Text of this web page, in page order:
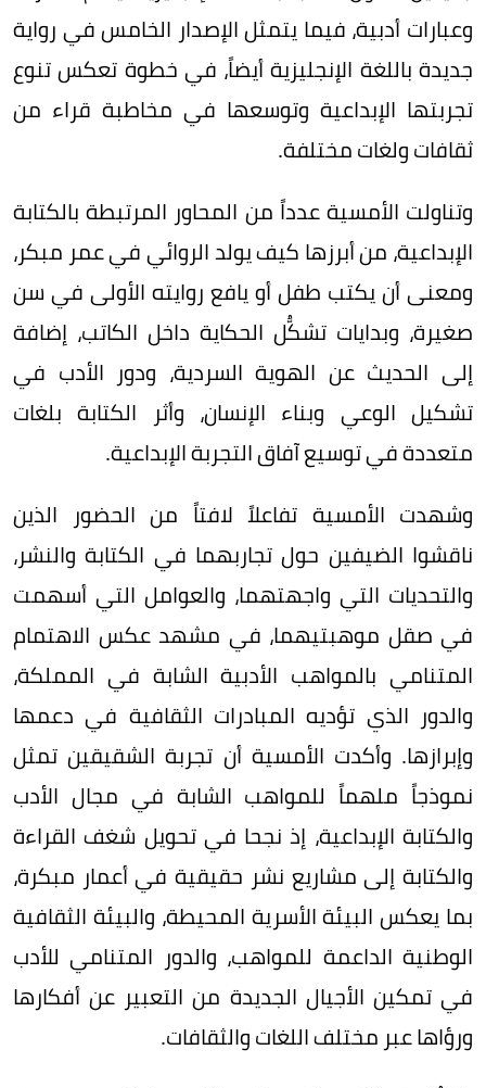
وعبارات أدبية، فيما يتمثل الإصدار الخامس في رواية
جديدة باللغة الإنجليزية أيضاً، في خطوة تعكس تنوع
تجربتها الإبداعية وتوسعها في مخاطبة قراء من
ثقافات ولغات مختلفة.
وتناولت الأمسية عدداً من المحاور المرتبطة بالكتابة
الإبداعية، من أبرزها كيف يولد الروائي في عمر مبكر،
ومعنى أن يكتب طفل أو يافع روايته الأولى في سن
صغيرة، وبدايات تشكُّل الحكاية داخل الكاتب، إضافة
إلى الحديث عن الهوية السردية، ودور الأدب في
تشكيل الوعي وبناء الإنسان، وأثر الكتابة بلغات
متعددة في توسيع آفاق التجربة الإبداعية.
وشهدت الأمسية تفاعلاً لافتاً من الحضور الذين
ناقشوا الضيفين حول تجاربهما في الكتابة والنشر،
والتحديات التي واجهتهما، والعوامل التي أسهمت
في صقل موهبتيهما، في مشهد عكس الاهتمام
المتنامي بالمواهب الأدبية الشابة في المملكة،
والدور الذي تؤديه المبادرات الثقافية في دعمها
وإبرازها. وأكدت الأمسية أن تجربة الشقيقين تمثل
نموذجاً ملهماً للمواهب الشابة في مجال الأدب
والكتابة الإبداعية، إذ نجحا في تحويل شغف القراءة
والكتابة إلى مشاريع نشر حقيقية في أعمار مبكرة،
بما يعكس البيئة الأسرية المحيطة، والبيئة الثقافية
الوطنية الداعمة للمواهب، والدور المتنامي للأدب
في تمكين الأجيال الجديدة من التعبير عن أفكارها
ورؤاها عبر مختلف اللغات والثقافات.